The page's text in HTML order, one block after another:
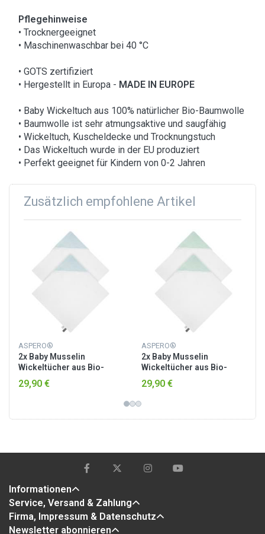
Pflegehinweise
• Trocknergeeignet
• Maschinenwaschbar bei 40 °C
• GOTS zertifiziert
• Hergestellt in Europa - MADE IN EUROPE
• Baby Wickeltuch aus 100% natürlicher Bio-Baumwolle
• Baumwolle ist sehr atmungsaktive und saugfähig
• Wickeltuch, Kuscheldecke und Trocknungstuch
• Das Wickeltuch wurde in der EU produziert
• Perfekt geeignet für Kindern von 0-2 Jahren
Zusätzlich empfohlene Artikel
ASPERO®
2x Baby Musselin
Wickeltücher aus Bio-
Baumwolle Hellblau
29,90 €
ASPERO®
2x Baby Musselin
Wickeltücher aus Bio-
Baumwolle Minze
29,90 €
Informationen
Service, Versand & Zahlung
Firma, Impressum & Datenschutz
Newsletter abonnieren